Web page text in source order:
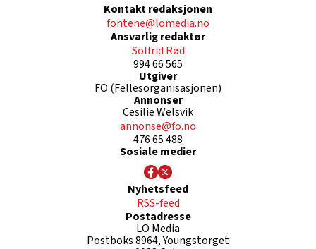
Kontakt redaksjonen
fontene@lomedia.no
Ansvarlig redaktør
Solfrid Rød
994 66 565
Utgiver
FO (Fellesorganisasjonen)
Annonser
Cesilie Welsvik
annonse@fo.no
476 65 488
Sosiale medier
Nyhetsfeed
RSS-feed
Postadresse
LO Media
Postboks 8964, Youngstorget